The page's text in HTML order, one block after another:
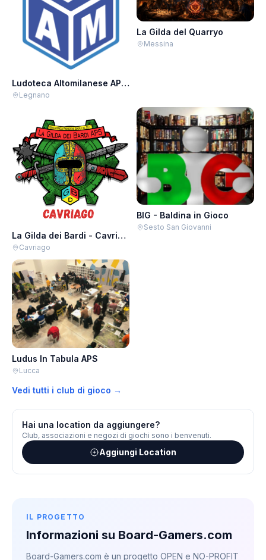
Ludoteca Altomilanese APS - Giovedì Salici
Legnano
La Gilda del Quarryo
Messina
La Gilda dei Bardi - Cavriago
Cavriago
BIG - Baldina in Gioco
Sesto San Giovanni
Ludus In Tabula APS
Lucca
Vedi tutti i club di gioco →
Hai una location da aggiungere?
Club, associazioni e negozi di giochi sono i benvenuti.
Aggiungi Location
IL PROGETTO
Informazioni su Board-Gamers.com
Board-Gamers.com è un progetto OPEN e NO-PROFIT